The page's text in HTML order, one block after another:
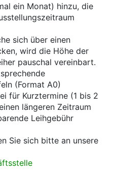
ein Monat) hinzu, die
sich über einen
wird die Höhe der
pauschal vereinbart.
(Format A0)
für Kurztermine (1 bis 2
längeren Zeitraum
Leihgebühr
Sie sich bitte an unsere